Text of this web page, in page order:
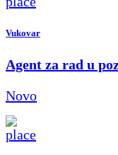
Vukovar
Agent za rad u
Novo